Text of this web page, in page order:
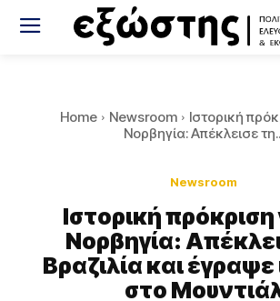
Home Newsroom
Ιστορική
Νορβηγία: Απέκλεισε
Newsroom
Ιστορική πρόκριση
Νορβηγία:
Βραζιλία και έγραψε
στο